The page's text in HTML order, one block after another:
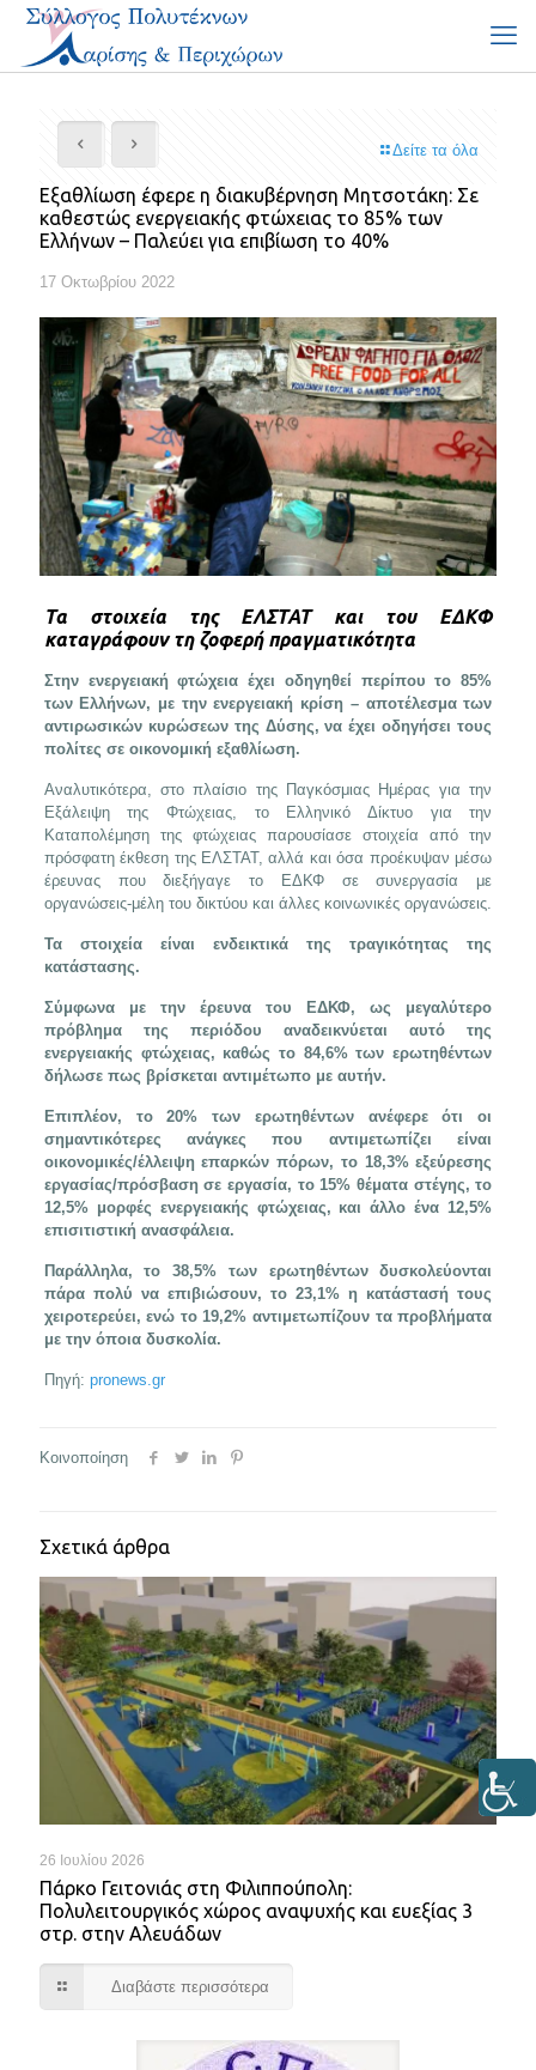
Δείτε τα όλα
Εξαθλίωση έφερε η διακυβέρνηση Μητσοτάκη: Σε
καθεστώς ενεργειακής φτώχειας το 85% των
Ελλήνων – Παλεύει για επιβίωση το 40%
17 Οκτωβρίου 2022
Τα στοιχεία της ΕΛΣΤΑΤ και του ΕΔΚΦ
καταγράφουν τη ζοφερή πραγματικότητα
Στην ενεργειακή φτώχεια έχει οδηγηθεί περίπου το 85%
των Ελλήνων, με την ενεργειακή κρίση – αποτέλεσμα των
αντιρωσικών κυρώσεων της Δύσης, να έχει οδηγήσει τους
πολίτες σε οικονομική εξαθλίωση.
Αναλυτικότερα, στο πλαίσιο της Παγκόσμιας Ημέρας για την
Εξάλειψη της Φτώχειας, το Ελληνικό Δίκτυο για την
Καταπολέμηση της φτώχειας παρουσίασε στοιχεία από την
πρόσφατη έκθεση της ΕΛΣΤΑΤ, αλλά και όσα προέκυψαν μέσω
έρευνας που διεξήγαγε το ΕΔΚΦ σε συνεργασία με
οργανώσεις-μέλη του δικτύου και άλλες κοινωνικές οργανώσεις.
Τα στοιχεία είναι ενδεικτικά της τραγικότητας της
κατάστασης.
Σύμφωνα με την έρευνα του ΕΔΚΦ, ως μεγαλύτερο
πρόβλημα της περιόδου αναδεικνύεται αυτό της
ενεργειακής φτώχειας, καθώς το 84,6% των ερωτηθέντων
δήλωσε πως βρίσκεται αντιμέτωπο με αυτήν.
Επιπλέον, το 20% των ερωτηθέντων ανέφερε ότι οι
σημαντικότερες ανάγκες που αντιμετωπίζει είναι
οικονομικές/έλλειψη επαρκών πόρων, το 18,3% εξεύρεσης
εργασίας/πρόσβαση σε εργασία, το 15% θέματα στέγης, το
12,5% μορφές ενεργειακής φτώχειας, και άλλο ένα 12,5%
επισιτιστική ανασφάλεια.
Παράλληλα, το 38,5% των ερωτηθέντων δυσκολεύονται
πάρα πολύ να επιβιώσουν, το 23,1% η κατάστασή τους
χειροτερεύει, ενώ το 19,2% αντιμετωπίζουν τα προβλήματα
με την όποια δυσκολία.
Πηγή: pronews.gr
Κοινοποίηση
Σχετικά άρθρα
26 Ιουλίου 2026
Πάρκο Γειτονιάς στη Φιλιππούπολη:
Πολυλειτουργικός χώρος αναψυχής και ευεξίας 3
στρ. στην Αλευάδων
Διαβάστε περισσότερα